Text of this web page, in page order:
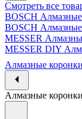
Смотреть все
BOSCH Алмазные
BOSCH Алмазные
MESSER
MESSER DIY
Алмазные
Алмазные